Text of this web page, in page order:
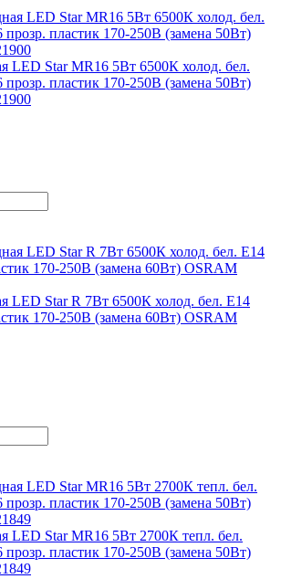
LED Star MR16 5Вт 6500К холод. бел.
пластик 170-250В (замена 50Вт)
LED Star R 7Вт 6500К холод. бел. E14
170-250В (замена 60Вт) OSRAM
LED Star MR16 5Вт 2700К тепл. бел.
пластик 170-250В (замена 50Вт)